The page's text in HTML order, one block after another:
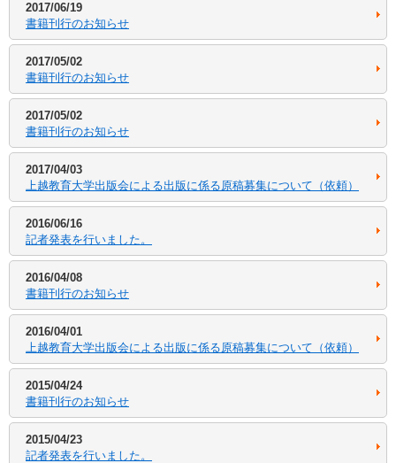
2017/06/19
書籍刊行のお知らせ
2017/05/02
書籍刊行のお知らせ
2017/05/02
書籍刊行のお知らせ
2017/04/03
上越教育大学出版会による出版に係る原稿募集について（依頼）
2016/06/16
記者発表を行いました。
2016/04/08
書籍刊行のお知らせ
2016/04/01
上越教育大学出版会による出版に係る原稿募集について（依頼）
2015/04/24
書籍刊行のお知らせ
2015/04/23
記者発表を行いました。